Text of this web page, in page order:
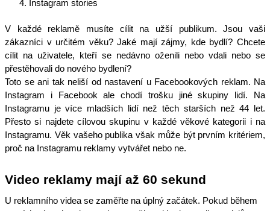
Instagram stories
V každé reklamě musíte cílit na užší publikum. Jsou vaši
zákazníci v určitém věku? Jaké mají zájmy, kde bydlí? Chcete
cílit na uživatele, kteří se nedávno oženili nebo vdali nebo se
přestěhovali do nového bydlení?
Toto se ani tak neliší od nastavení u Facebookových reklam. Na
Instagram i Facebook ale chodí trošku jiné skupiny lidí. Na
Instagramu je více mladších lidí než těch starších než 44 let.
Přesto si najdete cílovou skupinu v každé věkové kategorii i na
Instagramu. Věk vašeho publika však může být prvním kritériem,
proč na Instagramu reklamy vytvářet nebo ne.
Video reklamy mají až 60 sekund
U reklamního videa se zaměřte na úplný začátek. Pokud během